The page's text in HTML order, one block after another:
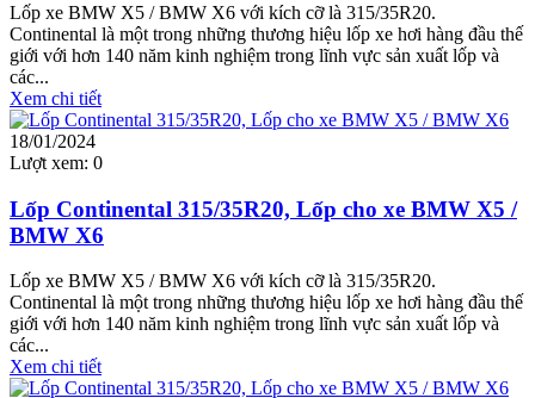
Lốp xe BMW X5 / BMW X6 với kích cỡ là 315/35R20.
Continental là một trong những thương hiệu lốp xe hơi hàng đầu thế
giới với hơn 140 năm kinh nghiệm trong lĩnh vực sản xuất lốp và
các...
Xem chi tiết
18/01/2024
Lượt xem: 0
Lốp Continental 315/35R20, Lốp cho xe BMW X5 /
BMW X6
Lốp xe BMW X5 / BMW X6 với kích cỡ là 315/35R20.
Continental là một trong những thương hiệu lốp xe hơi hàng đầu thế
giới với hơn 140 năm kinh nghiệm trong lĩnh vực sản xuất lốp và
các...
Xem chi tiết